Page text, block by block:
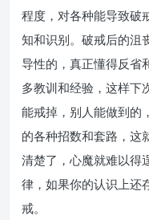
程度，对各种能导致破
知和识别。破戒后的沮
导性的，真正懂得反省
多教训和经验，这样下
能戒掉，别人能做到的
的各种招数和套路，这
清楚了，心魔就难以得
律，如果你的认识上还
戒。